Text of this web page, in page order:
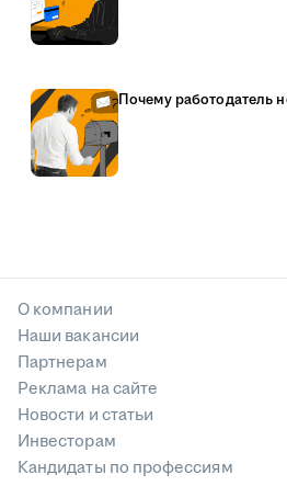
Почему работодатель
О компании
Наши вакансии
Партнерам
Реклама на сайте
Новости и статьи
Инвесторам
Кандидаты по профессиям